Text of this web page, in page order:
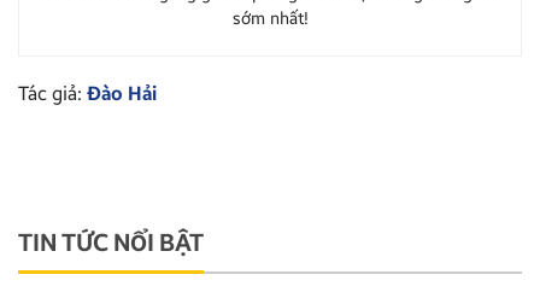
sớm nhất!
Tác giả: Đào Hải
TIN TỨC NỔI BẬT